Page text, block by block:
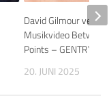
David Gilmour
Musikvideo Between
Points – GENTRY
20. JUNI 2025